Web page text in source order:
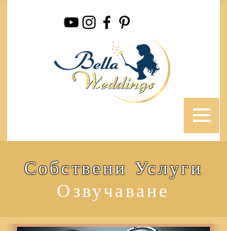
Собствени Услуги
Озвучаване